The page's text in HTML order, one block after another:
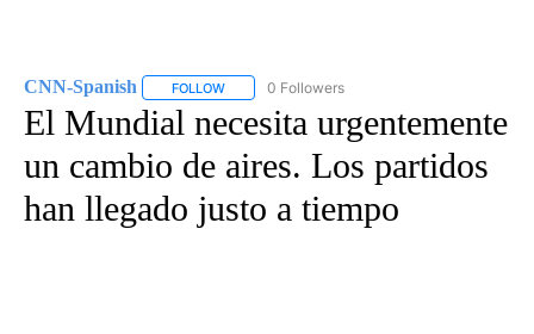
CNN-Spanish FOLLOW FOLLOW "CNN-SPANISH" TO RECEIVE
0 Followers
El Mundial necesita urgentemente
un cambio de aires. Los partidos
han llegado justo a tiempo